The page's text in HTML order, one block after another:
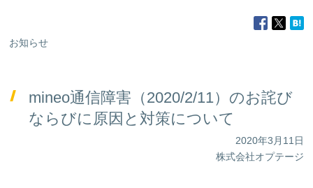
お知らせ
mineo通信障害（2020/2/11）のお詫び
ならびに原因と対策について
2020年3月11日
株式会社オプテージ